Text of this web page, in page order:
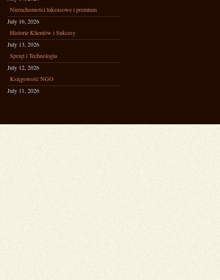
Nieruchomości luksusowe i premium
July 16, 2026
Historie Klientów i Sukcesy
July 13, 2026
Sprzęt i Technologia
July 12, 2026
Księgowość NGO
July 11, 2026